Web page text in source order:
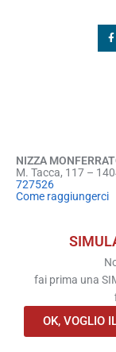
NIZZA
M. Tacca, 117 –
727526
Come raggiungerci
fai prima una
OK, VOGLIO